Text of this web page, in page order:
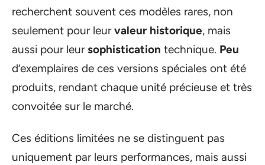
recherchent souvent ces modèles rares, non
seulement pour leurvaleur historique, mais
aussi pour leursophistication technique. Peu
d’exemplaires de ces versions spéciales ont été
produits, rendant chaque unité précieuse et très
convoitée sur le marché.
Ces éditions limitées ne se distinguent pas
uniquement par leurs performances, mais aussi